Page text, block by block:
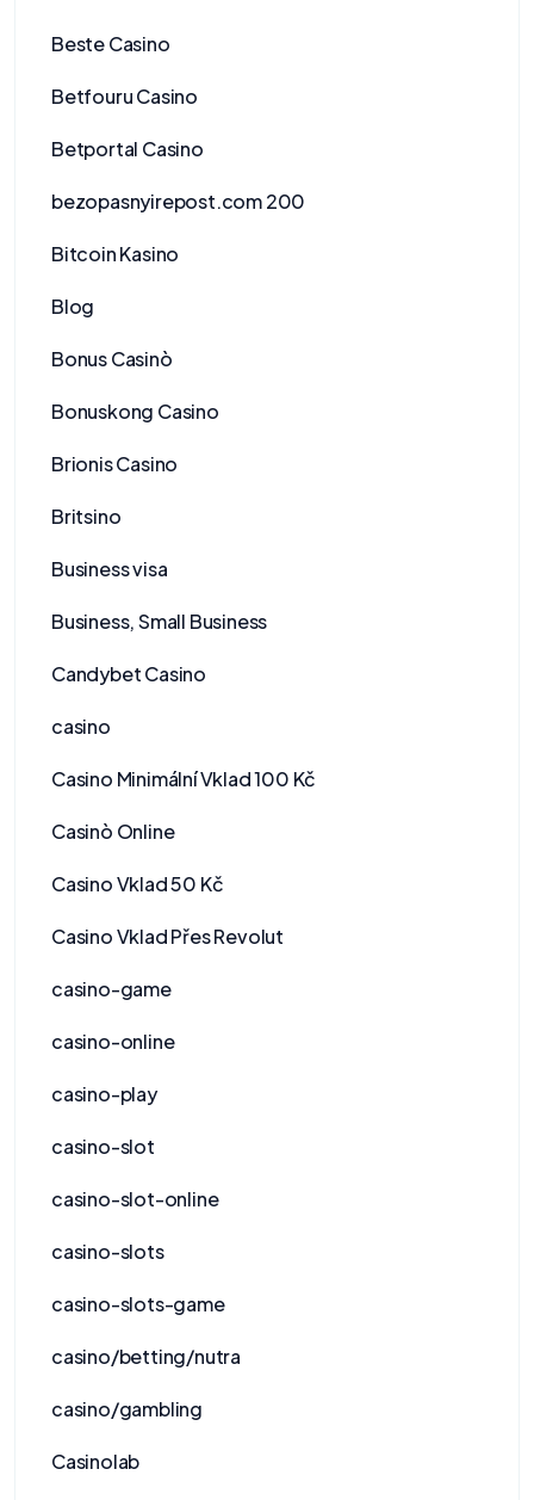
Beste Casino
Betfouru Casino
Betportal Casino
bezopasnyirepost.com 200
Bitcoin Kasino
Blog
Bonus Casinò
Bonuskong Casino
Brionis Casino
Britsino
Business visa
Business, Small Business
Candybet Casino
casino
Casino Minimální Vklad 100 Kč
Casinò Online
Casino Vklad 50 Kč
Casino Vklad Přes Revolut
casino-game
casino-online
casino-play
casino-slot
casino-slot-online
casino-slots
casino-slots-game
casino/betting/nutra
casino/gambling
Casinolab